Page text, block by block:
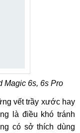
Magic 6s, 6s Pro
vết trầy xước hay
là điều khó tránh
có sở thích dùng